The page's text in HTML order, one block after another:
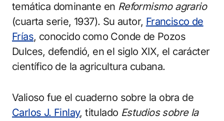
temática dominante en Reformismo agrario
(cuarta serie, 1937). Su autor, Francisco de
Frías, conocido como Conde de Pozos
Dulces, defendió, en el siglo XIX, el carácter
científico de la agricultura cubana.
Valioso fue el cuaderno sobre la obra de
Carlos J. Finlay, titulado Estudios sobre la